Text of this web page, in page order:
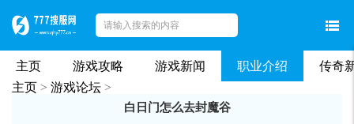
主页 游戏攻略 游戏新闻 职业介绍
传奇
主页 > 游戏论坛 >
白日门怎么去封魔谷